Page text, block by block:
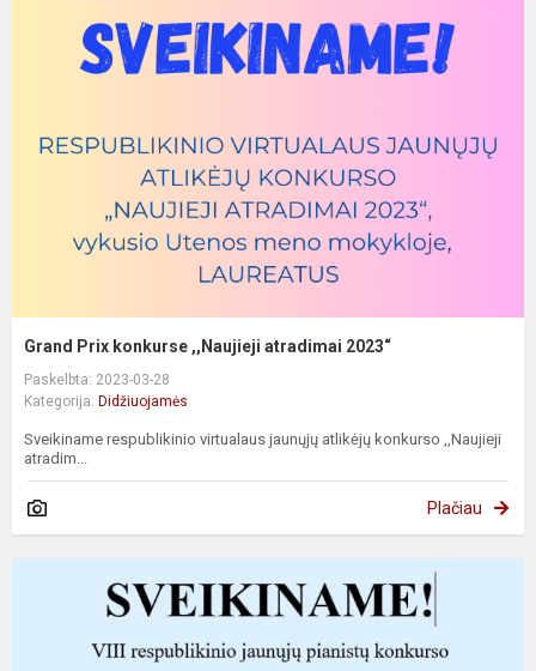
Grand Prix konkurse ,,Naujieji atradimai 2023“
Paskelbta: 2023-03-28
Kategorija: Didžiuojamės
Sveikiname respublikinio virtualaus jaunųjų atlikėjų konkurso ,,Naujieji
atradim...
Plačiau